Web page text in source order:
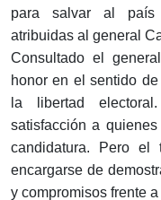
para salvar al país
atribuidas al general
Consultado el
honor en el sentido
la libertad
satisfacción a
candidatura. Pero
encargarse de
y compromisos frente